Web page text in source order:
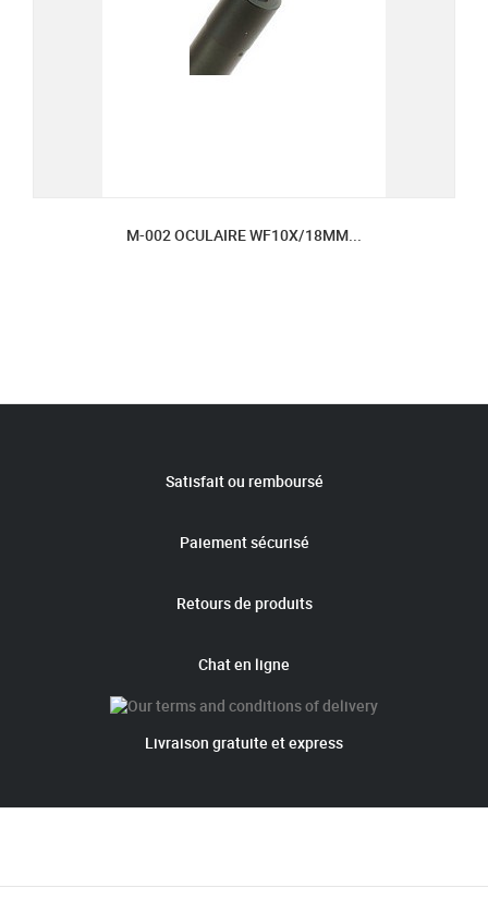
M-002 OCULAIRE WF10X/18MM...
Satisfait ou remboursé
Paiement sécurisé
Retours de produits
Chat en ligne
Livraison gratuite et express